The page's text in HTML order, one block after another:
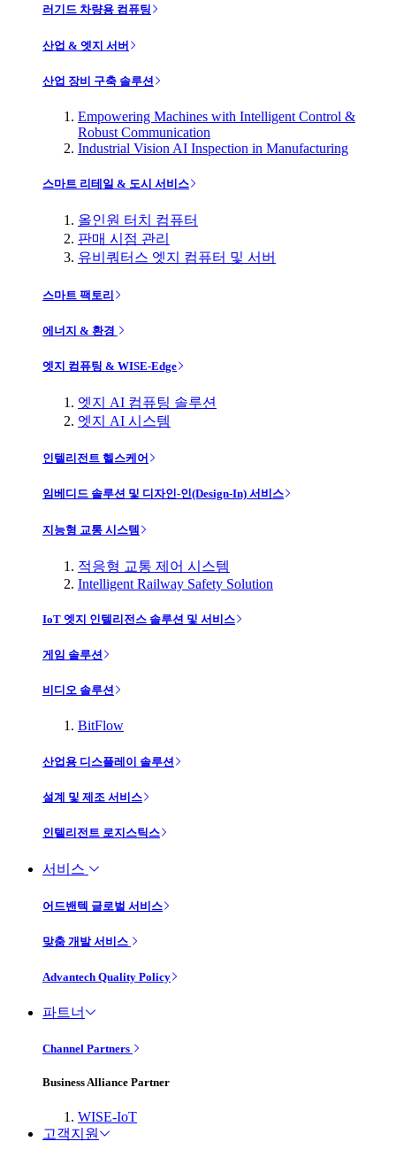
러기드 차량용 컴퓨팅
산업 & 엣지 서버
산업 장비 구축 솔루션
Empowering Machines with Intelligent Control &
Robust Communication
Industrial Vision AI Inspection in Manufacturing
스마트 리테일 & 도시 서비스
올인원 터치 컴퓨터
판매 시점 관리
유비쿼터스 엣지 컴퓨터 및 서버
스마트 팩토리
에너지 & 환경
엣지 컴퓨팅 & WISE-Edge
엣지 AI 컴퓨팅 솔루션
엣지 AI 시스템
인텔리전트 헬스케어
임베디드 솔루션 및 디자인-인(Design-In) 서비스
지능형 교통 시스템
적응형 교통 제어 시스템
Intelligent Railway Safety Solution
IoT 엣지 인텔리전스 솔루션 및 서비스
게임 솔루션
비디오 솔루션
BitFlow
산업용 디스플레이 솔루션
설계 및 제조 서비스
인텔리전트 로지스틱스
서비스
어드밴텍 글로벌 서비스
맞춤 개발 서비스
Advantech Quality Policy
파트너
Channel Partners
Business Alliance Partner
WISE-IoT
고객지원